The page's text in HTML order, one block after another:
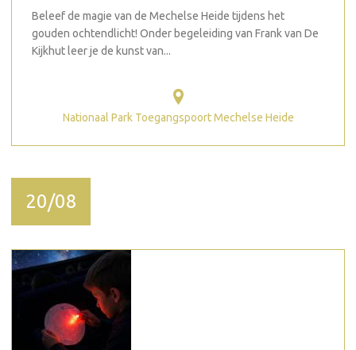
Beleef de magie van de Mechelse Heide tijdens het
gouden ochtendlicht! Onder begeleiding van Frank van De
Kijkhut leer je de kunst van...
Nationaal Park Toegangspoort Mechelse Heide
20/08